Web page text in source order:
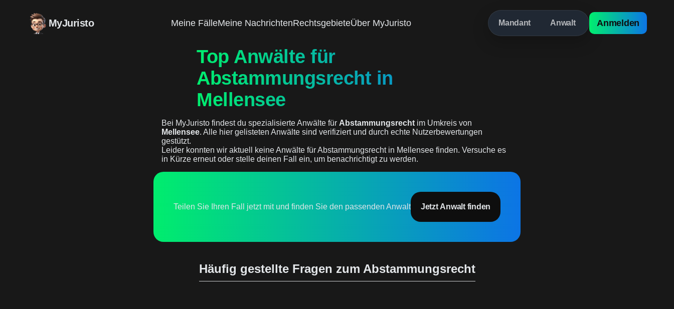
MyJuristo Meine FälleMeine NachrichtenRechtsgebieteÜber MyJuristo Mandant Anwalt Anmelden
Top Anwälte für
Abstammungsrecht in
Mellensee
Bei MyJuristo findest du spezialisierte Anwälte für Abstammungsrecht im Umkreis von
Mellensee. Alle hier gelisteten Anwälte sind verifiziert und durch echte Nutzerbewertungen
gestützt.
Leider konnten wir aktuell keine Anwälte für Abstammungsrecht in Mellensee finden. Versuche es
in Kürze erneut oder stelle deinen Fall ein, um benachrichtigt zu werden.
Teilen Sie Ihren Fall jetzt mit und finden Sie den passenden Anwalt Jetzt Anwalt finden
Häufig gestellte Fragen zum Abstammungsrecht